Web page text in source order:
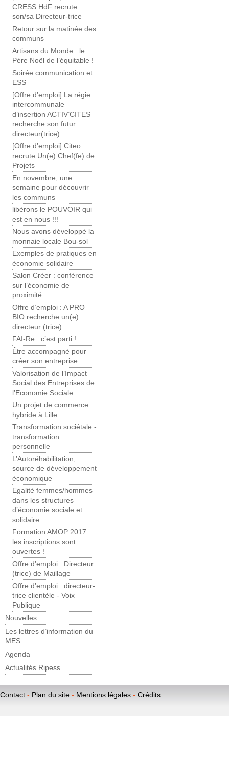
CRESS HdF recrute
son/sa Directeur-trice
Retour sur la matinée des
communs
Artisans du Monde : le
Père Noël de l’équitable !
Soirée communication et
ESS
[Offre d’emploi] La régie
intercommunale
d’insertion ACTIV’CITES
recherche son futur
directeur(trice)
[Offre d’emploi] Citeo
recrute Un(e) Chef(fe) de
Projets
En novembre, une
semaine pour découvrir
les communs
libérons le POUVOIR qui
est en nous !!!
Nous avons développé la
monnaie locale Bou-sol
Exemples de pratiques en
économie solidaire
Salon Créer : conférence
sur l’économie de
proximité
Offre d’emploi : A PRO
BIO recherche un(e)
directeur (trice)
FAI-Re : c’est parti !
Être accompagné pour
créer son entreprise
Valorisation de l’Impact
Social des Entreprises de
l’Economie Sociale
Un projet de commerce
hybride à Lille
Transformation sociétale -
transformation
personnelle
L’Autoréhabilitation,
source de développement
économique
Egalité femmes/hommes
dans les structures
d’économie sociale et
solidaire
Formation AMOP 2017 :
les inscriptions sont
ouvertes !
Offre d’emploi : Directeur
(trice) de Maillage
Offre d’emploi : directeur-
trice clientèle - Voix
Publique
Nouvelles
Les lettres d’information du
MES
Agenda
Actualités Ripess
Contact - Plan du site - Mentions légales - Crédits